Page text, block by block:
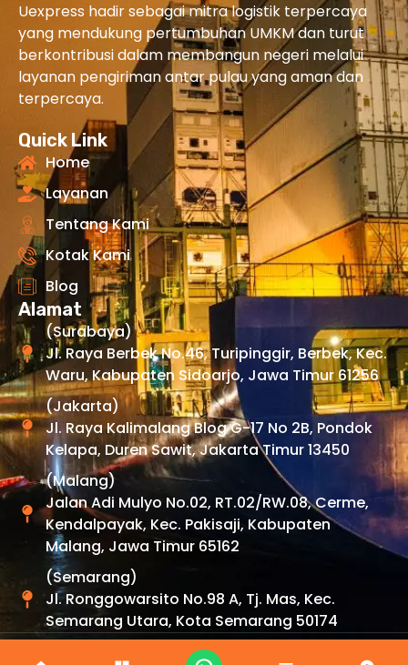
Uexpress hadir sebagai mitra logistik terpercaya
yang mendukung pertumbuhan UMKM dan turut
berkontribusi dalam membangun negeri melalui
layanan pengiriman antar pulau yang aman dan
terpercaya.
Quick Link
Home
Layanan
Tentang Kami
Kotak Kami
Blog
Alamat
(Surabaya)
Jl. Raya Berbek No.46, Turipinggir, Berbek, Kec.
Waru, Kabupaten Sidoarjo, Jawa Timur 61256
(Jakarta)
Jl. Raya Kalimalang Blog G-17 No 2B, Pondok
Kelapa, Duren Sawit, Jakarta Timur 13450
(Malang)
Jalan Adi Mulyo No.02, RT.02/RW.08, Cerme,
Kendalpayak, Kec. Pakisaji, Kabupaten
Malang, Jawa Timur 65162
(Semarang)
Jl. Ronggowarsito No.98 A, Tj. Mas, Kec.
Semarang Utara, Kota Semarang 50174